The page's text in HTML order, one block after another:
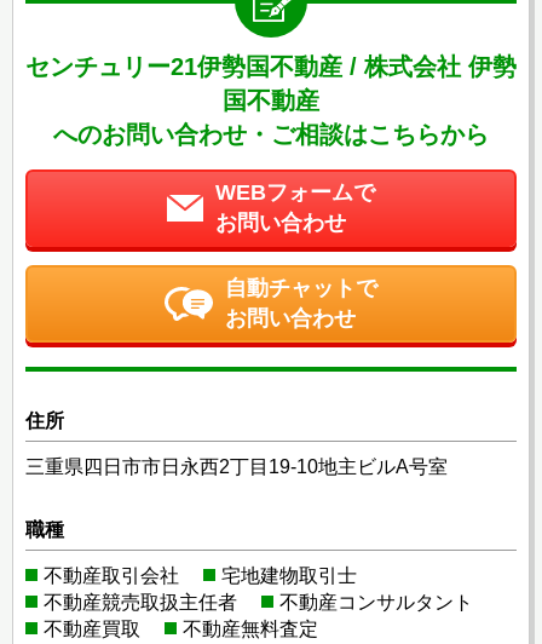
センチュリー21伊勢国不動産 / 株式会社 伊勢
国不動産
へのお問い合わせ・ご相談はこちらから
WEBフォームで
お問い合わせ
自動チャットで
お問い合わせ
住所
三重県四日市市日永西2丁目19-10地主ビルA号室
職種
不動産取引会社
宅地建物取引士
不動産競売取扱主任者
不動産コンサルタント
不動産買取
不動産無料査定